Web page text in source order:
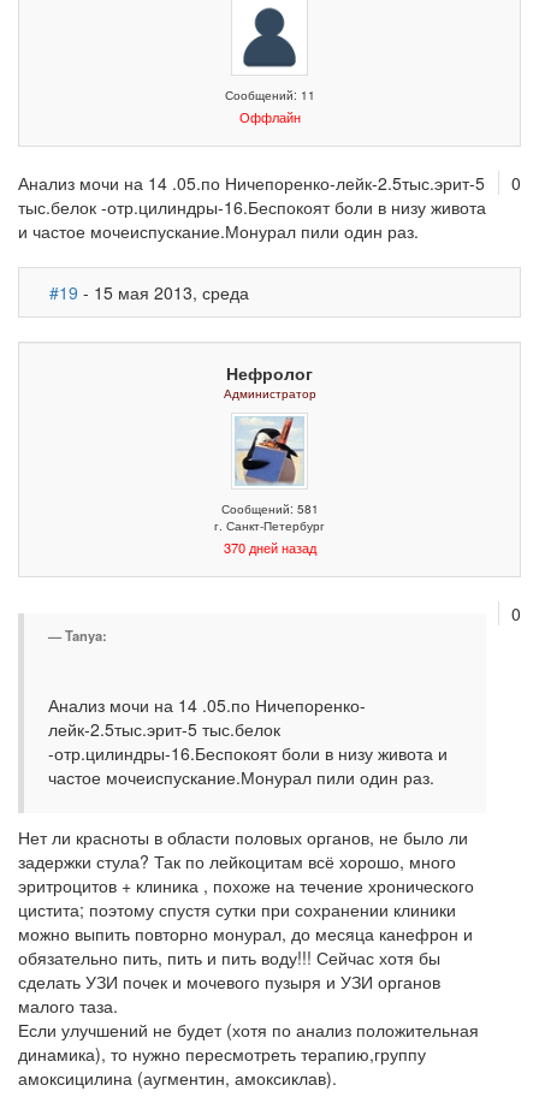
Сообщений: 11
Оффлайн
0
Анализ мочи на 14 .05.по Ничепоренко-лейк-2.5тыс.эрит-5
тыс.белок -отр.цилиндры-16.Беспокоят боли в низу живота
и частое мочеиспускание.Монурал пили один раз.
#19 - 15 мая 2013, среда
Нефролог
Администратор
Сообщений: 581
г. Санкт-Петербург
370 дней назад
0
Tanya:
Анализ мочи на 14 .05.по Ничепоренко-
лейк-2.5тыс.эрит-5 тыс.белок
-отр.цилиндры-16.Беспокоят боли в низу живота и
частое мочеиспускание.Монурал пили один раз.
Нет ли красноты в области половых органов, не было ли
задержки стула? Так по лейкоцитам всё хорошо, много
эритроцитов + клиника , похоже на течение хронического
цистита; поэтому спустя сутки при сохранении клиники
можно выпить повторно монурал, до месяца канефрон и
обязательно пить, пить и пить воду!!! Сейчас хотя бы
сделать УЗИ почек и мочевого пузыря и УЗИ органов
малого таза.
Если улучшений не будет (хотя по анализ положительная
динамика), то нужно пересмотреть терапию,группу
амоксицилина (аугментин, амоксиклав).